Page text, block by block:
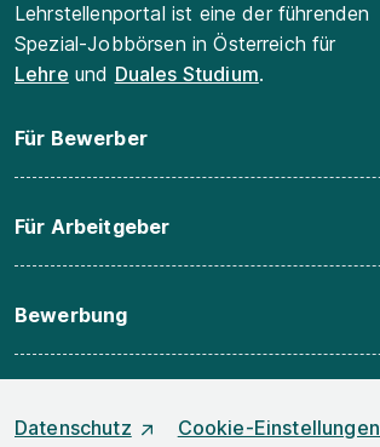
Lehrstellenportal ist eine der führenden
Spezial-Jobbörsen in Österreich für
Lehre und Duales Studium.
Für Bewerber
Für Arbeitgeber
Bewerbung
Datenschutz Cookie-Einstellungen